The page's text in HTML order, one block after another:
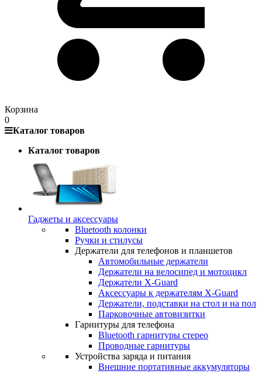
Корзина
0
Каталог товаров
Каталог товаров
Гаджеты и аксессуары
Bluetooth колонки
Ручки и стилусы
Держатели для телефонов и планшетов
Автомобильные держатели
Держатели на велосипед и мотоцикл
Держатели X-Guard
Аксессуары к держателям X-Guard
Держатели, подставки на стол и на пол
Парковочные автовизитки
Гарнитуры для телефона
Bluetooth гарнитуры стерео
Проводные гарнитуры
Устройства заряда и питания
Внешние портативные аккумуляторы